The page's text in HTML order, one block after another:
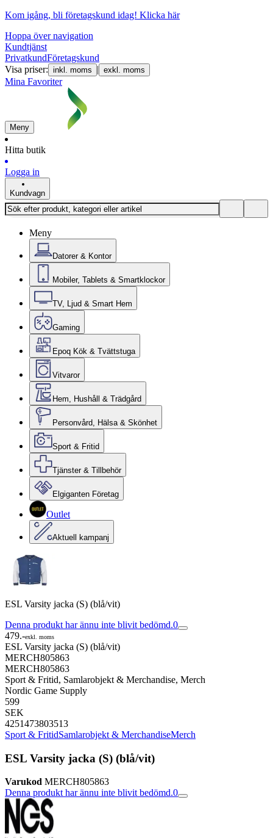
Kom igång, bli företagskund idag! Klicka här
Hoppa över navigation
Kundtjänst
PrivatkundFöretagskund
Visa priser: inkl. moms | exkl. moms
Mina Favoriter
Meny
Hitta butik
Logga in
Kundvagn
Meny
Datorer & Kontor
Mobiler, Tablets & Smartklockor
TV, Ljud & Smart Hem
Gaming
Epoq Kök & Tvättstuga
Vitvaror
Hem, Hushåll & Trädgård
Personvård, Hälsa & Skönhet
Sport & Fritid
Tjänster & Tillbehör
Elgiganten Företag
Outlet
Aktuell kampanj
ESL Varsity jacka (S) (blå/vit)
Denna produkt har ännu inte blivit bedömd.0
479.-exkl. moms
ESL Varsity jacka (S) (blå/vit)
MERCH805863
MERCH805863
Sport & Fritid, Samlarobjekt & Merchandise, Merch
Nordic Game Supply
599
SEK
4251473803513
Sport & FritidSamlarobjekt & MerchandiseMerch
ESL Varsity jacka (S) (blå/vit)
Varukod MERCH805863
Denna produkt har ännu inte blivit bedömd.0